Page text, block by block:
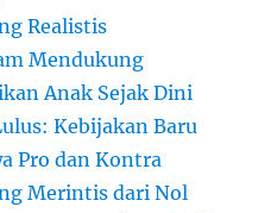
Realistis
Mendukung
Anak Sejak Dini
Kebijakan Baru
Pro dan Kontra
Merintis dari Nol